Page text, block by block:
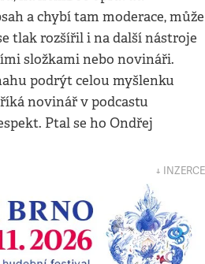
a chybí tam moderace, může
tlak rozšířil i na další nástroje
složkami nebo novináři.
podrýt celou myšlenku
novinář v podcastu
Ptal se ho Ondřej
↓ INZERCE